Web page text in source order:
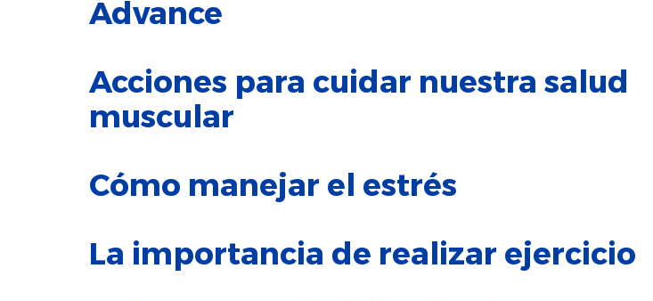
Advance
Acciones para cuidar nuestra salud
muscular
Cómo manejar el estrés
La importancia de realizar ejercicio